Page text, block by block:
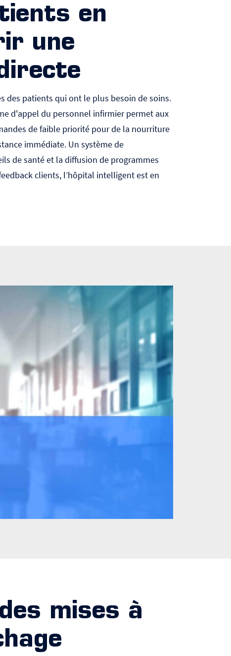
en
une
des patients qui ont le plus besoin de soins.
d'appel du personnel infirmier permet aux
de faible priorité pour de la nourriture
immédiate. Un système de
de santé et la diffusion de programmes
clients, l’hôpital intelligentest en
mises à